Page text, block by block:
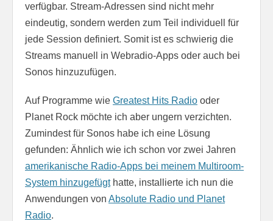
verfügbar. Stream-Adressen sind nicht mehr
eindeutig, sondern werden zum Teil individuell für
jede Session definiert. Somit ist es schwierig die
Streams manuell in Webradio-Apps oder auch bei
Sonos hinzuzufügen.
Auf Programme wie Greatest Hits Radio oder
Planet Rock möchte ich aber ungern verzichten.
Zumindest für Sonos habe ich eine Lösung
gefunden: Ähnlich wie ich schon vor zwei Jahren
amerikanische Radio-Apps bei meinem Multiroom-
System hinzugefügthatte, installierte ich nun die
Anwendungen von Absolute Radio und Planet
Radio.